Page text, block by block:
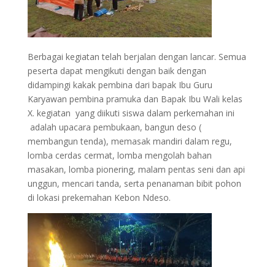
Berbagai kegiatan telah berjalan dengan lancar. Semua
peserta dapat mengikuti dengan baik dengan
didampingi kakak pembina dari bapak Ibu Guru
Karyawan pembina pramuka dan Bapak Ibu Wali kelas
X. kegiatan yang diikuti siswa dalam perkemahan ini
adalah upacara pembukaan, bangun deso (
membangun tenda), memasak mandiri dalam regu,
lomba cerdas cermat, lomba mengolah bahan
masakan, lomba pionering, malam pentas seni dan api
unggun, mencari tanda, serta penanaman bibit pohon
di lokasi prekemahan Kebon Ndeso.